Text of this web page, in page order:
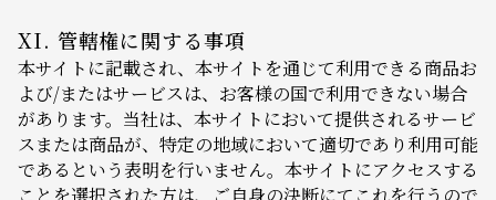
XI. 管轄権に関する事項
本サイトに記載され、本サイトを通じて利用できる商品お
よび/またはサービスは、お客様の国で利用できない場合
があります。当社は、本サイトにおいて提供されるサービ
スまたは商品が、特定の地域において適切であり利用可能
であるという表明を行いません。本サイトにアクセスする